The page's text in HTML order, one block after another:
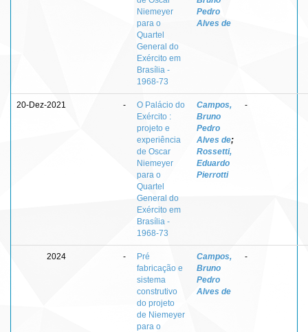
Niemeyer
para o
Quartel
General do
Exército em
Brasília -
1968-73
Pedro
Alves de
20-Dez-2021 -
O Palácio do
Exército :
projeto e
experiência
de Oscar
Niemeyer
para o
Quartel
General do
Exército em
Brasília -
1968-73
Campos,
Bruno
Pedro
Alves de;
Rossetti,
Eduardo
Pierrotti
-
2024 -
Pré
fabricação e
sistema
construtivo
do projeto
de Niemeyer
para o
Campos,
Bruno
Pedro
Alves de
-